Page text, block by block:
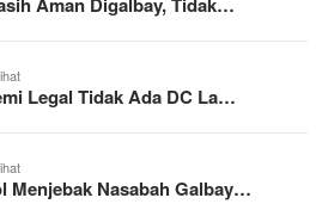
Legal Tidak Ada DC La…
Menjebak Nasabah Galbay…